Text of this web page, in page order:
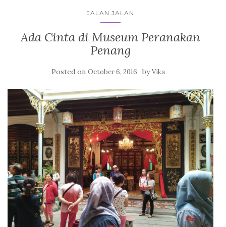
JALAN JALAN
Ada Cinta di Museum Peranakan
Penang
Posted on October 6, 2016 byVika